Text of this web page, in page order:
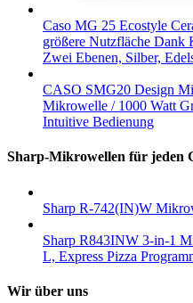
Caso MG 25 Ecostyle
größere Nutzfläche Dank
Zwei Ebenen, Silber,
CASO SMG20 Design
Mikrowelle / 1000 Watt
Intuitive Bedienung
Sharp-Mikrowellen für jeden
Sharp R-742(IN)W
Sharp R843INW 3-in-1
L, Express Pizza
Wir über uns